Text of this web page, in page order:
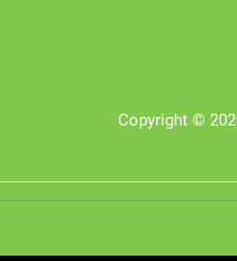
Copyright ©